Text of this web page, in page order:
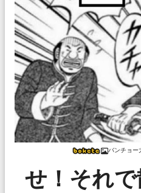
バンチョー
せ！それ